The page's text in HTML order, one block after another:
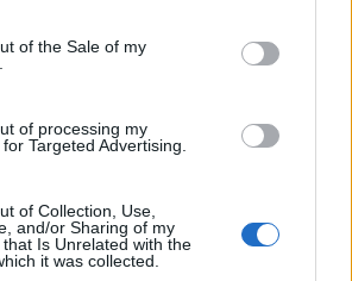
of the Sale of my
of processing my
Targeted Advertising.
of Collection, Use,
and/or Sharing of my
Is Unrelated with the
it was collected.
ίδια στιγμή που ένα από τα πιο
της μελέτης των κ.
είναι η τεράστια ανισότητα
της νοσηλείας σε ΜΕΘ στην
σε ΜΕΘ στην
να μπαίνει σε εισαγωγικά
το κατάλληλα εκπαιδευμένο